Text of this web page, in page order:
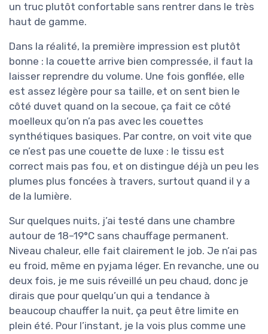
un truc plutôt confortable sans rentrer dans le très
haut de gamme.
Dans la réalité, la première impression est plutôt
bonne : la couette arrive bien compressée, il faut la
laisser reprendre du volume. Une fois gonflée, elle
est assez légère pour sa taille, et on sent bien le
côté duvet quand on la secoue, ça fait ce côté
moelleux qu’on n’a pas avec les couettes
synthétiques basiques. Par contre, on voit vite que
ce n’est pas une couette de luxe : le tissu est
correct mais pas fou, et on distingue déjà un peu les
plumes plus foncées à travers, surtout quand il y a
de la lumière.
Sur quelques nuits, j’ai testé dans une chambre
autour de 18–19°C sans chauffage permanent.
Niveau chaleur, elle fait clairement le job. Je n’ai pas
eu froid, même en pyjama léger. En revanche, une ou
deux fois, je me suis réveillé un peu chaud, donc je
dirais que pour quelqu’un qui a tendance à
beaucoup chauffer la nuit, ça peut être limite en
plein été. Pour l’instant, je la vois plus comme une